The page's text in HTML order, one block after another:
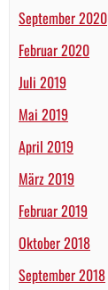
September 2020
Februar 2020
Juli 2019
Mai 2019
April 2019
März 2019
Februar 2019
Oktober 2018
September 2018